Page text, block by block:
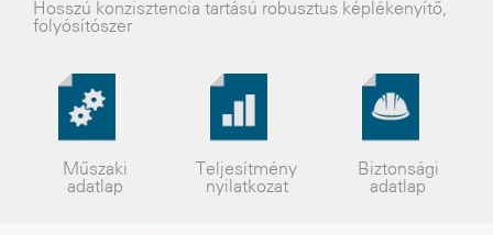
Hosszú konzisztencia tartású robusztus képlékenyítõ,
folyósítószer
Műszaki
adatlap
Teljesítmény
nyilatkozat
Biztonsági
adatlap